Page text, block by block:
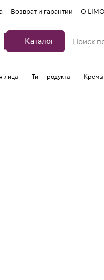
Возврат и гарантии О
Каталог
лица Тип продукта Кремы